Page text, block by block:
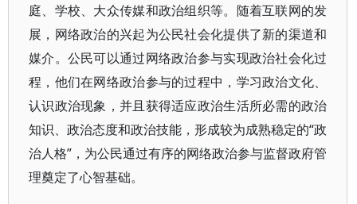
庭、学校、大众传媒和政治组织等。随着互联网的发
展，网络政治的兴起为公民社会化提供了新的渠道和
媒介。公民可以通过网络政治参与实现政治社会化过
程，他们在网络政治参与的过程中，学习政治文化、
认识政治现象，并且获得适应政治生活所必需的政治
知识、政治态度和政治技能，形成较为成熟稳定的“政
治人格”，为公民通过有序的网络政治参与监督政府管
理奠定了心智基础。